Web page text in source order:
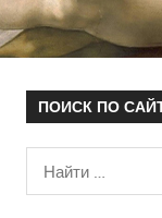
ПОИСК ПО